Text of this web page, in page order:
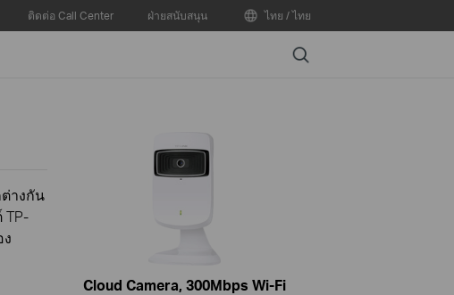
ติดต่อ Call Center ฝ่ายสนับสนุน ไทย / ไทย
Search
างกัน
TP-
Cloud Camera, 300Mbps Wi-Fi